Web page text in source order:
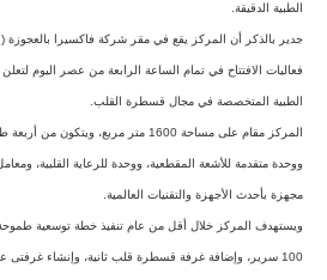
الطبية الدقيقة.
فعاليات الافتتاح في تمام الساعة الرابعة من عصر اليوم
الطبية المتخصصة في مجال قسطرة القلب.
المركز مقام على مساحة 1600 متر مربع،
ووحدة متقدمة للأشعة المقطعية، ووحدة للرعاية القلبية،
مجهزة بأحدث الأجهزة والتقنيات العالمية.
ويستهدف المركز خلال أقل من عام تنفيذ خطة توسعية طموحة
100 سرير، وإضافة غرفة قسطرة قلب ثانية، وإنشاء غرفتى